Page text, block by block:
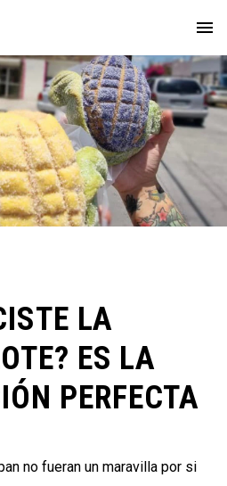
LA
ES LA
PERFECTA
no fueran un maravilla por si